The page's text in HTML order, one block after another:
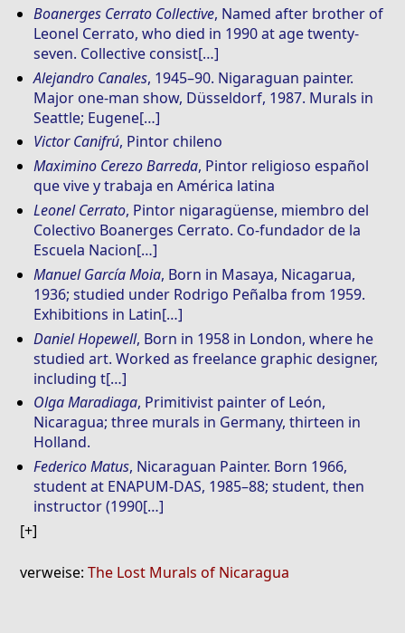
Boanerges Cerrato Collective, Named after brother of
Leonel Cerrato, who died in 1990 at age twenty-
seven. Collective consist[…]
Alejandro Canales, 1945–90. Nigaraguan painter.
Major one-man show, Düsseldorf, 1987. Murals in
Seattle; Eugene[…]
Victor Canifrú, Pintor chileno
Maximino Cerezo Barreda, Pintor religioso español
que vive y trabaja en América latina
Leonel Cerrato, Pintor nigaragüense, miembro del
Colectivo Boanerges Cerrato. Co-fundador de la
Escuela Nacion[…]
Manuel García Moia, Born in Masaya, Nicagarua,
1936; studied under Rodrigo Peñalba from 1959.
Exhibitions in Latin[…]
Daniel Hopewell, Born in 1958 in London, where he
studied art. Worked as freelance graphic designer,
including t[…]
Olga Maradiaga, Primitivist painter of León,
Nicaragua; three murals in Germany, thirteen in
Holland.
Federico Matus, Nicaraguan Painter. Born 1966,
student at ENAPUM-DAS, 1985–88; student, then
instructor (1990[…]
verweise:The Lost Murals of Nicaragua